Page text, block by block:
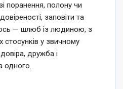
поранення, полону чи
заповіти та
— шлюб із людиною, з
у звичному
дружба і
одного.